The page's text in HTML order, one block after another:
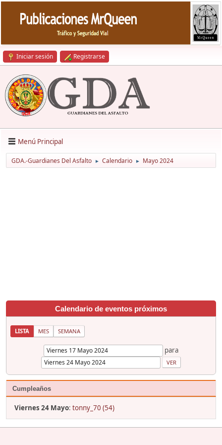
Iniciar sesión Registrarse
Menú Principal
GDA.-Guardianes Del Asfalto ► Calendario ► Mayo 2024
Calendario de eventos próximos
LISTA MES SEMANA
para
Cumpleaños
Viernes 24 Mayo: tonny_70 (54)